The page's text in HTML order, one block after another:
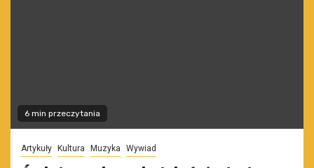
6 min przeczytania
Artykuły Kultura Muzyka Wywiad